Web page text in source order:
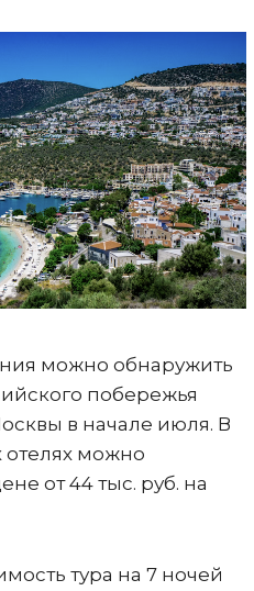
можно обнаружить
побережья
в начале июля. В
можно
от 44 тыс. руб. на
тура на 7 ночей